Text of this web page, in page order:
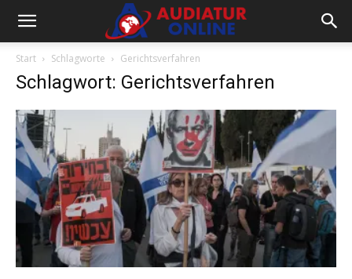
Start Schlagworte Gerichtsverfahren
Schlagwort: Gerichtsverfahren